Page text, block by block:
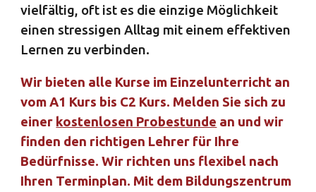
vielfältig, oft ist es die einzige Möglichkeit
einen stressigen Alltag mit einem effektiven
Lernen zu verbinden.
Wir bieten alle Kurse im Einzelunterricht an
vom A1 Kurs bis C2 Kurs. Melden Sie sich zu
einer kostenlosen Probestunde an und wir
finden den richtigen Lehrer für Ihre
Bedürfnisse. Wir richten uns flexibel nach
Ihren Terminplan. Mit dem Bildungszentrum